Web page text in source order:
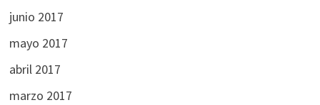
junio 2017
mayo 2017
abril 2017
marzo 2017